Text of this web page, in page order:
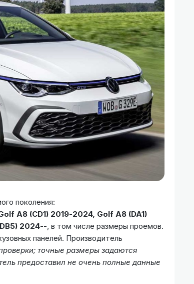
поколения:
A8 (CD1) 2019-2024, Golf A8 (DA1)
2024--, в том числе размеры проемов.
панелей. Производитель
точные размеры задаются
предоставил не очень полные данные